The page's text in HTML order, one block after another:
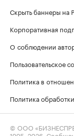
Скрыть баннеры на
Корпоративная
О соблюдении
Пользовательское
Политика в
Политика
© ООО